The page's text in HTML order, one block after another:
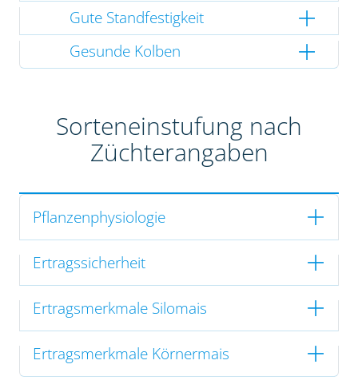
Gute Standfestigkeit
Gesunde Kolben
Sorteneinstufung nach
Züchterangaben
Pflanzenphysiologie
Ertragssicherheit
Ertragsmerkmale Silomais
Ertragsmerkmale Körnermais